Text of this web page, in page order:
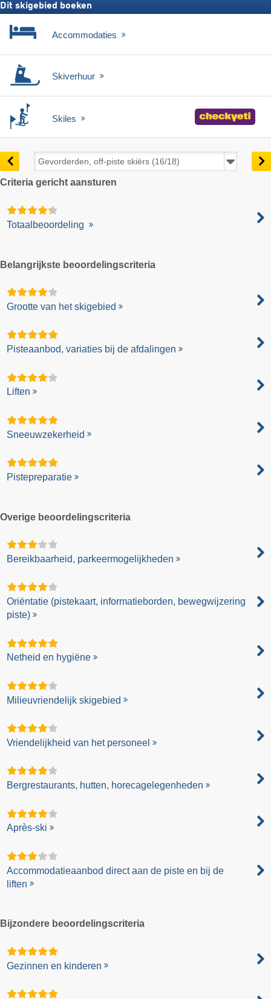
Dit skigebied boeken
Accommodaties
Skiverhuur
Skiles
Criteria gericht aansturen
Totaalbeoordeling
Belangrijkste beoordelingscriteria
Grootte van het skigebied
Pisteaanbod, variaties bij de afdalingen
Liften
Sneeuwzekerheid
Pistepreparatie
Overige beoordelingscriteria
Bereikbaarheid, parkeermogelijkheden
Oriëntatie (pistekaart, informatieborden, bewegwijzering
piste)
Netheid en hygiëne
Milieuvriendelijk skigebied
Vriendelijkheid van het personeel
Bergrestaurants, hutten, horecagelegenheden
Après-ski
Accommodatieaanbod direct aan de piste en bij de
liften
Bijzondere beoordelingscriteria
Gezinnen en kinderen